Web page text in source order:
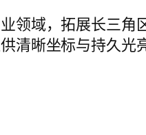
领域，拓展长三
清晰坐标与持久光